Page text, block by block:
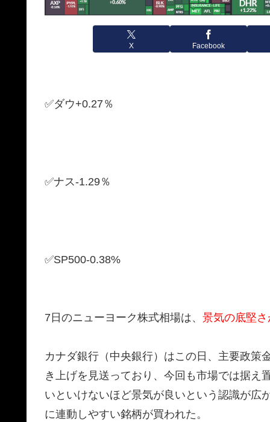
X Facebook
✅ダウ+0.27％
✅ナス-1.29％
✅SP500-0.38%
7日のニューヨーク株式相場は、 景気の底堅
カナダ銀行（中央銀行）はこの日、主要政策
き上げを見送っており、今回も市場では据え
いといけないほど景気が良いという認識が広
に連動しやすい銘柄が買われた。